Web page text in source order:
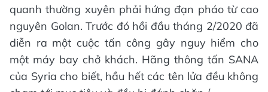
quanh thường xuyên phải hứng đạn pháo từ cao
nguyên Golan. Trước đó hồi đầu tháng 2/2020 đã
diễn ra một cuộc tấn công gây nguy hiểm cho
một máy bay chở khách. Hãng thông tấn SANA
của Syria cho biết, hầu hết các tên lửa đều không